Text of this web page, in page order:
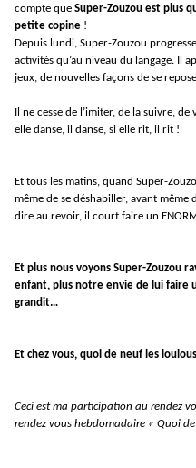
compte que Super-Zouzou est plus
petite copine !
Depuis lundi, Super-Zouzou
activités qu’au niveau du langage. Il
jeux, de nouvelles façons de se
Il ne cesse de l’imiter, de la suivre,
elle danse, il danse, si elle rit, il rit !
Et tous les matins, quand Super-
même de se déshabiller, avant
dire au revoir, il court faire un
Et plus nous voyons Super-Zouzou
enfant, plus notre envie de lui
grandit…
Et chez vous, quoi de neuf les
Ceci est ma participation au rendez
rendez vous hebdomadaire « Quoi